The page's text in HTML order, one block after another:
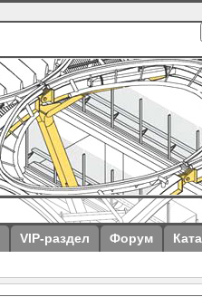
VIP-раздел Форум